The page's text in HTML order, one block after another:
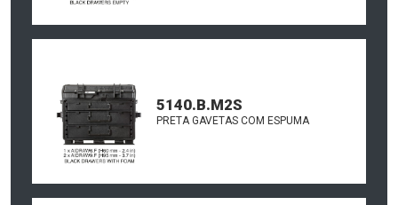
5140.B.M2S
PRETA GAVETAS COM ESPUMA